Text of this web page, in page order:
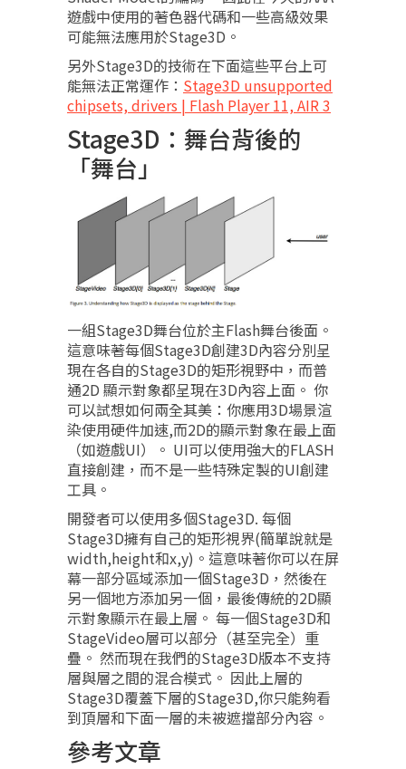
遊戲中使用的著色器代碼和一些高級效果
可能無法應用於Stage3D。
另外Stage3D的技術在下面這些平台上可
能無法正常運作： Stage3D unsupported
chipsets, drivers | Flash Player 11, AIR 3
Stage3D：舞台背後的
「舞台」
一組Stage3D舞台位於主Flash舞台後面。
這意味著每個Stage3D創建3D內容分別呈
現在各自的Stage3D的矩形視野中，而普
通2D 顯示對象都呈現在3D內容上面。 你
可以試想如何兩全其美：你應用3D場景渲
染使用硬件加速,而2D的顯示對象在最上面
（如遊戲UI）。 UI可以使用強大的FLASH
直接創建，而不是一些特殊定製的UI創建
工具。
開發者可以使用多個Stage3D. 每個
Stage3D擁有自己的矩形視界(簡單說就是
width,height和x,y)。這意味著你可以在屏
幕一部分區域添加一個Stage3D，然後在
另一個地方添加另一個，最後傳統的2D顯
示對象顯示在最上層。 每一個Stage3D和
StageVideo層可以部分（甚至完全）重
疊。 然而現在我們的Stage3D版本不支持
層與層之間的混合模式。 因此上層的
Stage3D覆蓋下層的Stage3D,你只能夠看
到頂層和下面一層的未被遮擋部分內容。
參考文章